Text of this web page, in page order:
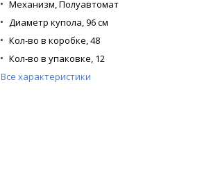
Механизм, Полуавтомат
Диаметр купола, 96 см
Кол-во в коробке, 48
Кол-во в упаковке, 12
Кол-во сложений,Трость
Все характеристики